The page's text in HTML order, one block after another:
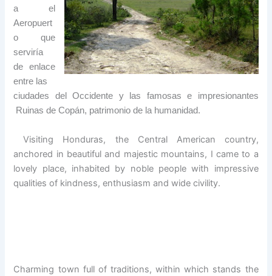
a el
Aeropuert
o que
serviría
de enlace
entre las
ciudades del Occidente y las famosas e impresionantes
Ruinas de Copán, patrimonio de la humanidad.
Visiting Honduras, the Central American country,
anchored in beautiful and majestic mountains, I cameto a
lovely place, inhabited by noble people with
impressive
qualities of kindness, enthusiasm andwide civility.
Charming town full of traditions, within which stands the